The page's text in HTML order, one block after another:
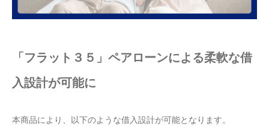
「フラット３５」ペアローンによる柔軟な借
入設計が可能に
本商品により、以下のような借入設計が可能となります。